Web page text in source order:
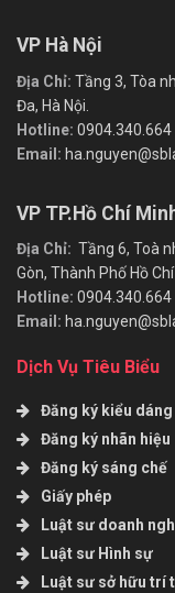
VP Hà Nội
Địa Chỉ: Tầng 3, Tòa
Đa, Hà Nội.
Hotline: 0904.340.664
Email:
VP TP.Hồ Chí
Địa Chỉ: Tầng 6, Toà
Gòn, Thành Phố Hồ
Hotline: 0904.340.664
Email:
Dịch Vụ Tiêu Biểu
Đăng ký kiểu dáng
Đăng ký nhãn hiệu
Đăng ký sáng chế
Giấy phép
Luật sư doanh
Luật sư Hình sự
Luật sư sở hữu trí